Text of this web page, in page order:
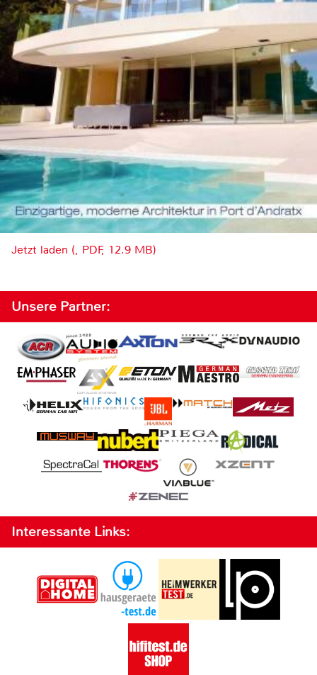
Jetzt laden (, PDF, 12.9 MB)
Unsere Partner:
Interessante Links: